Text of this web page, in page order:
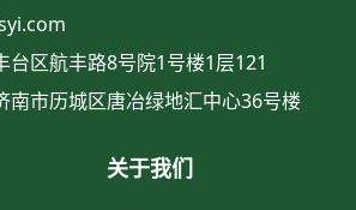
台区航丰路8号院1号楼1层121
南市历城区唐冶绿地汇中心36号楼
关于我们